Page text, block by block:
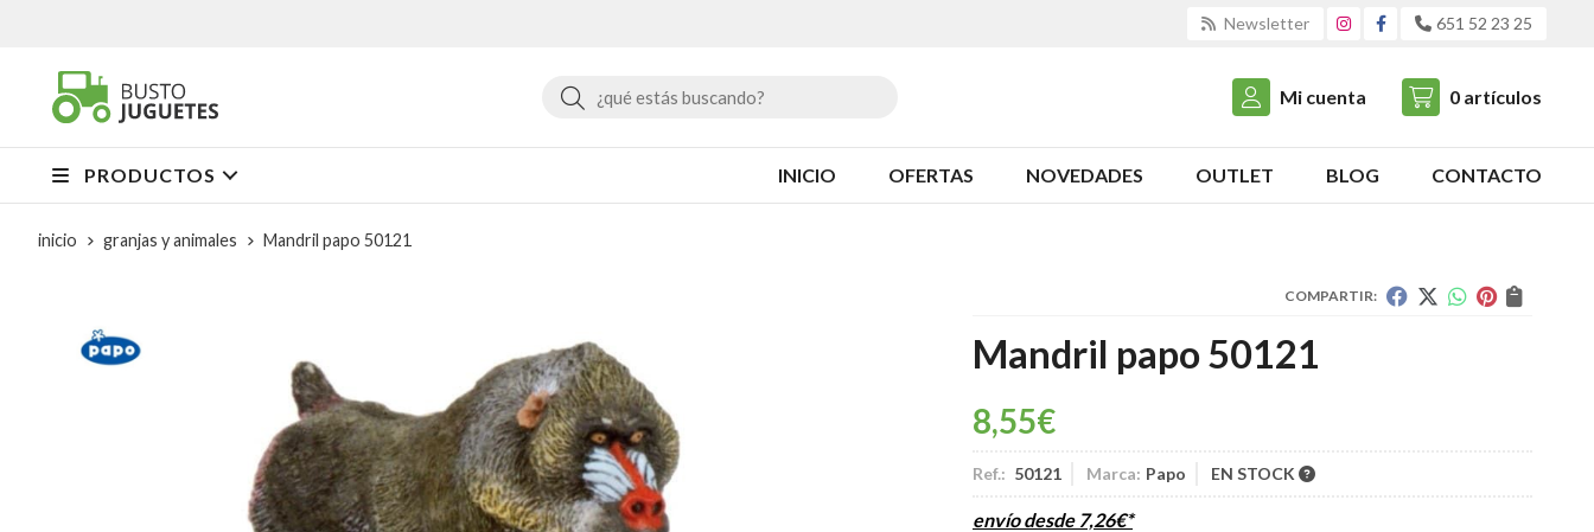
Newsletter 651 52 23 25
Buscar Mi cuenta 0 artículos
PRODUCTOS INICIO OFERTAS NOVEDADES OUTLET BLOG CONTACTO
inicio granjas y animales Mandril papo 50121
COMPARTIR:
Mandril papo 50121
8,55€
Ref.: 50121 Marca: Papo EN STOCK
envío desde 7,26€*